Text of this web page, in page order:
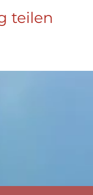
teilen